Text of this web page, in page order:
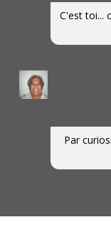
C'est toi...
Par